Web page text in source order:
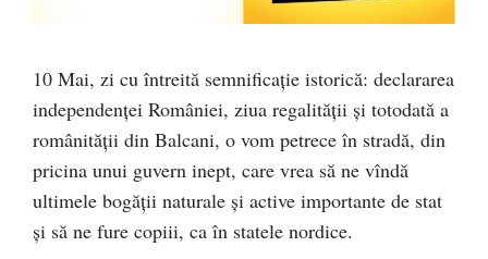
10 Mai, zi cu întreită semnificație istorică: declararea
independenței României, ziua regalității și totodată a
românității din Balcani, o vom petrece în stradă, din
pricina unui guvern inept, care vrea să ne vîndă
ultimele bogății naturale și active importante de stat
și să ne fure copiii, ca în statele nordice.